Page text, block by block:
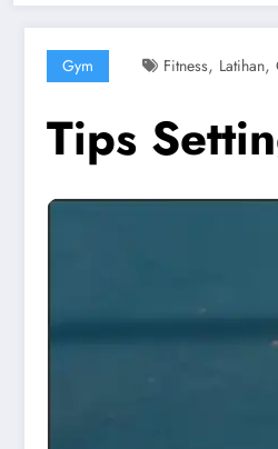
Gym Fitness, Latihan,
Tips